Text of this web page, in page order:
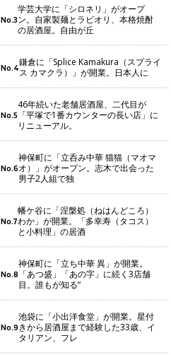
No.3
学芸大学に「シロネリ」がオープ
ン。自家製麺とラビオリ、本格焼酎
の居酒屋。自由が丘
No.4鎌倉に「Splice Kamakura（スプライ
ス カマクラ）」が開業。日本人に
No.5
46年続いた老舗居酒屋、二代目が
「平塚で1番カウンターの長い店」に
リニューアル。
No.6
神保町に「立呑み中華 猫猫（マオマ
オ）」がオープン。志木で出会った
男子2人組で独
No.7
幡ケ谷に「涅槃処（ねはんどころ）
わか」が開業。「多幸寿（タコス）
と小料理」の居酒
No.8
神保町に「立ち中華 異」が開業。
「あつ盛」「あの字」に続く3店舗
目。誰もが知る“
No.9
池袋に「小出洋食堂」が開業。星付
きから居酒屋まで経験した33歳、イ
タリアン、フレ